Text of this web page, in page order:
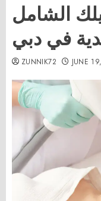
الشامل
في دبي
ZUNNIK72 JUNE